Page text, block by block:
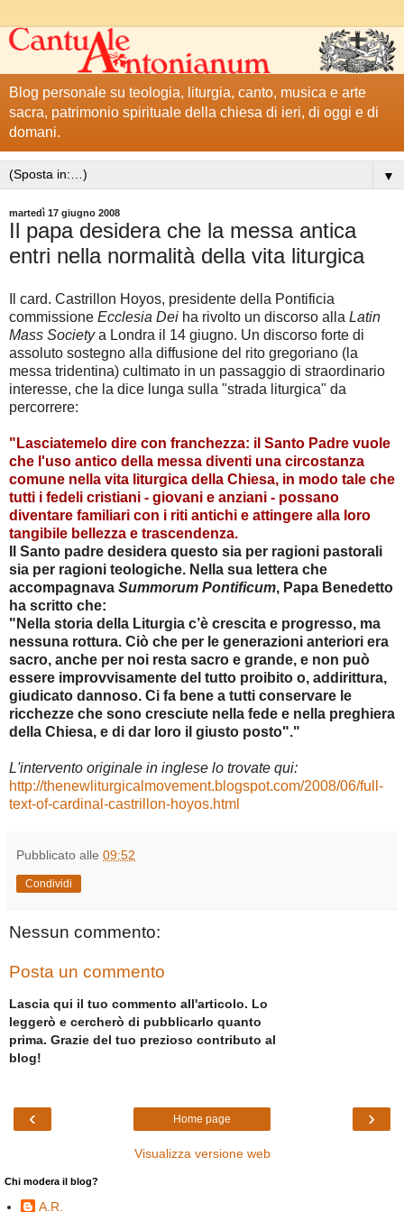
Blog personale su teologia, liturgia, canto, musica e arte
sacra, patrimonio spirituale della chiesa di ieri, di oggi e di
domani.
▼
martedì 17 giugno 2008
Il papa desidera che la messa antica
entri nella normalità della vita liturgica
Il card. Castrillon Hoyos, presidente della Pontificia
commissione Ecclesia Dei ha rivolto un discorso alla Latin
Mass Societya Londra il 14 giugno. Un discorso forte di
assoluto sostegno alla diffusione del rito gregoriano (la
messa tridentina) cultimato in un passaggio di straordinario
interesse, che la dice lunga sulla "strada liturgica" da
percorrere:
"Lasciatemelo dire con franchezza: il Santo Padre vuole
che l'uso antico della messa diventi una circostanza
comune nella vita liturgica della Chiesa, in modo tale che
tutti i fedeli cristiani - giovani e anziani - possano
diventare familiari con i riti antichi e attingere alla loro
tangibile bellezza e trascendenza.
Il Santo padre desidera questo sia per ragioni pastorali
sia per ragioni teologiche. Nella sua lettera che
accompagnava Summorum Pontificum, Papa Benedetto
ha scritto che:
"Nella storia della Liturgia c’è crescita e progresso, ma
nessuna rottura. Ciò che per le generazioni anteriori era
sacro, anche per noi resta sacro e grande, e non può
essere improvvisamente del tutto proibito o, addirittura,
giudicato dannoso. Ci fa bene a tutti conservare le
ricchezze che sono cresciute nella fede e nella preghiera
della Chiesa, e di dar loro il giusto posto"."
L'intervento originale in inglese lo trovate qui:
http://thenewliturgicalmovement.blogspot.com/2008/06/full-
text-of-cardinal-castrillon-hoyos.html
Pubblicato alle 09:52
Condividi
Nessun commento:
Posta un commento
Lascia qui il tuo commento all'articolo. Lo
leggerò e cercherò di pubblicarlo quanto
prima. Grazie del tuo prezioso contributo al
blog!
‹ ›
Home page
Visualizza versione web
Chi modera il blog?
A.R.